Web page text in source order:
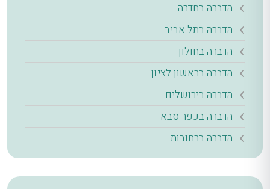
הדברה בחדרה
הדברה בתל אביב
הדברה בחולון
הדברה בראשון לציון
הדברה בירושלים
הדברה בכפר סבא
הדברה ברחובות